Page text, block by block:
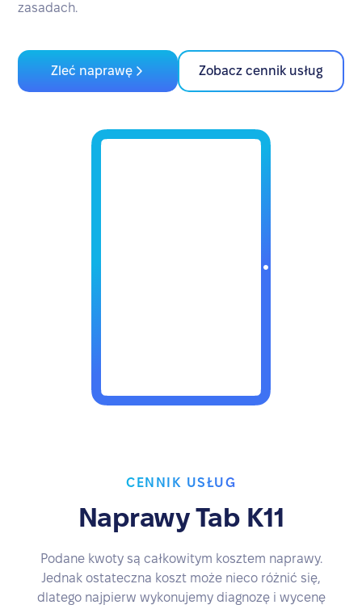
zasadach.
Zleć naprawę Zobacz cennik usług
CENNIK USŁUG
Naprawy Tab K11
Podane kwoty są całkowitym kosztem naprawy.
Jednak ostateczna koszt może nieco różnić się,
dlatego najpierw wykonujemy diagnozę i wycenę